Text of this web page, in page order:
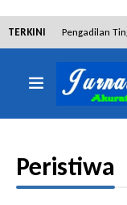
TERKINI Pengadilan
Elektronik dan
Dibantah
Tim Tabur
Peristiwa